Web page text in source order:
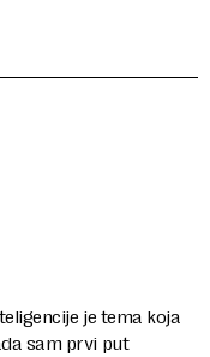
je tema koja
sam prvi put